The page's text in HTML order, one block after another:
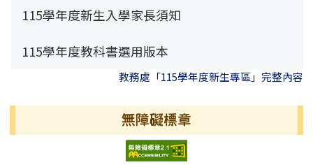
115學年度新生入學家長須知
115學年度教科書選用版本
教務處「115學年度新生專區」完整內容
無障礙標章